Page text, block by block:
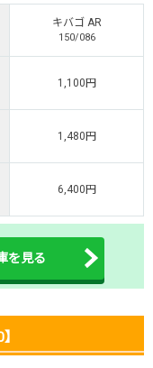
こちら ＞
催中！
アド確解放
はこちら ＞
キバゴ AR
150/086
1,100円
1,480円
6,400円
を見る